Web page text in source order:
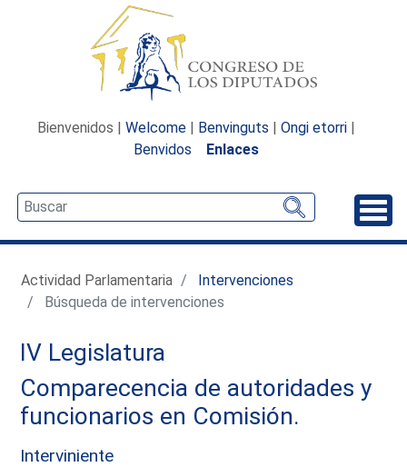
Bienvenidos | Welcome | Benvinguts | Ongi etorri |
Benvidos
Enlaces
Actividad Parlamentaria
Intervenciones
Búsqueda de intervenciones
IV Legislatura
Comparecencia de autoridades y
funcionarios en Comisión.
Interviniente